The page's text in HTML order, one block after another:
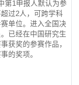
第1申报人默认为参
过2人，可跨学科
单位。进入全国决
已经在中国研究生
获奖的参赛作品，
的奖项。